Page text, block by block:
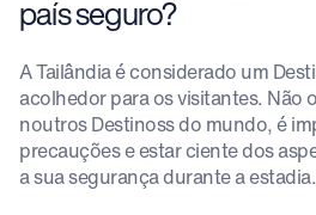
país seguro?
A Tailândia é considerado um
acolhedor para os visitantes. Não
noutros Destinoss do mundo, é
precauções e estar ciente dos
a sua segurança durante a estadia.